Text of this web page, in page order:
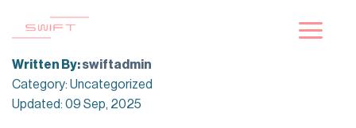
Written By:swiftadmin
Category: Uncategorized
Updated: 09 Sep, 2025